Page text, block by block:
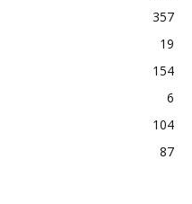
357
19
154
6
104
87